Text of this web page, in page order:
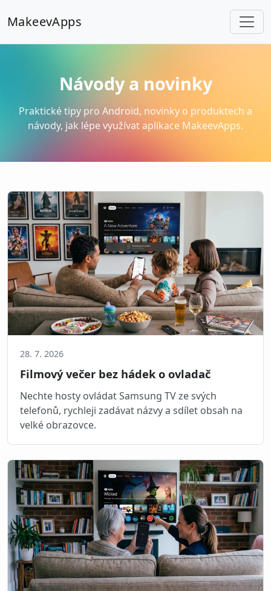
MakeevApps
Návody a novinky
Praktické tipy pro Android, novinky o produktech a
návody, jak lépe využívat aplikace MakeevApps.
28. 7. 2026
Filmový večer bez hádek o ovladač
Nechte hosty ovládat Samsung TV ze svých
telefonů, rychleji zadávat názvy a sdílet obsah na
velké obrazovce.